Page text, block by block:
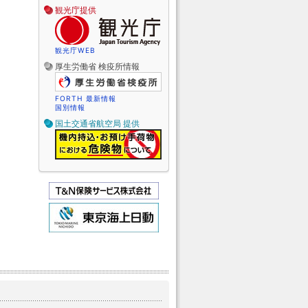
観光庁提供
観光庁WEB
厚生労働省 検疫所情報
FORTH 最新情報
国別情報
国土交通省航空局 提供